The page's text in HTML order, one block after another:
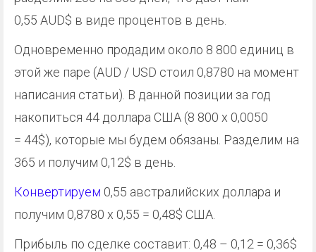
0,55 AUD$ в виде процентов в день.
Одновременно продадим около 8 800 единиц в
этой же паре (AUD / USD стоил 0,8780 на момент
написания статьи). В данной позиции за год
накопиться 44 доллара США (8 800 х 0,0050
= 44$), которые мы будем обязаны. Разделим на
365 и получим 0,12$ в день.
Конвертируем 0,55 австралийских доллара и
получим 0,8780 х 0,55 = 0,48$ США.
Прибыль по сделке составит: 0,48 – 0,12 = 0,36$